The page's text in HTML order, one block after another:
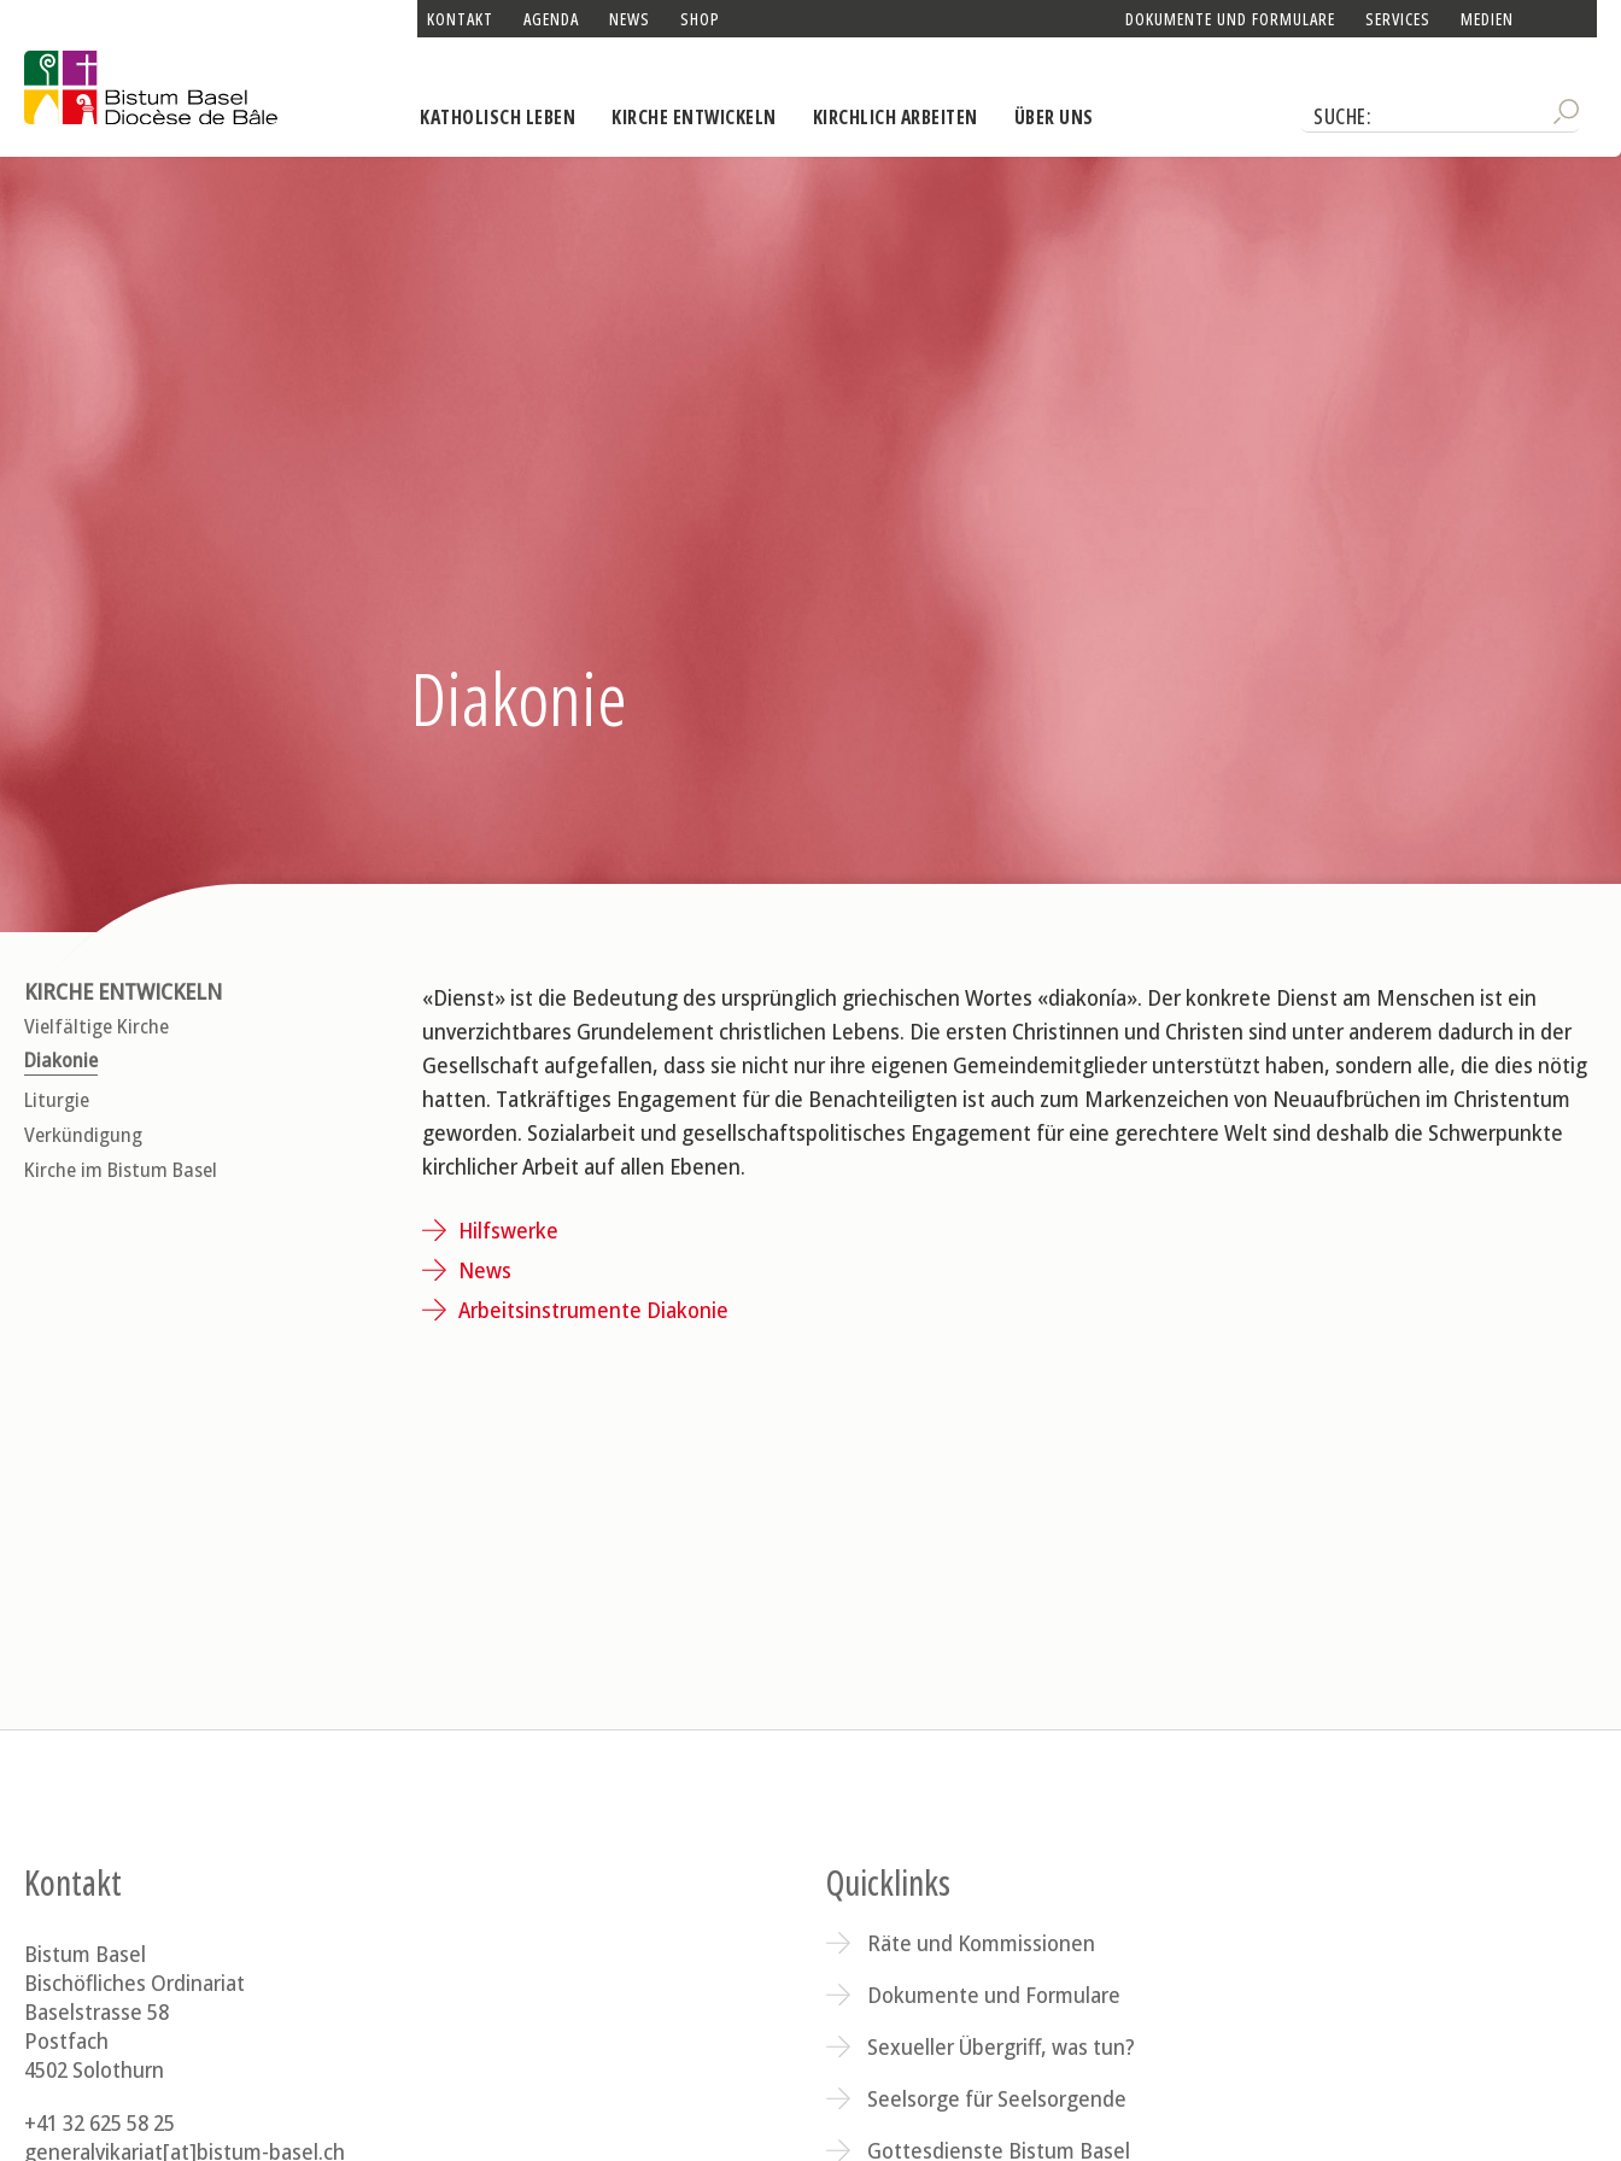
KONTAKT AGENDA NEWS SHOP DOKUMENTE UND FORMULARE SERVICES MEDIEN
KATHOLISCH LEBEN KIRCHE ENTWICKELN KIRCHLICH ARBEITEN ÜBER UNS
Diakonie
KIRCHE ENTWICKELN
Vielfältige Kirche
Diakonie
Liturgie
Verkündigung
Kirche im Bistum Basel
«Dienst» ist die Bedeutung des ursprünglich griechischen Wortes «diakonía». Der konkrete Dienst am Menschen ist ein
unverzichtbares Grundelement christlichen Lebens. Die ersten Christinnen und Christen sind unter anderem dadurch in der
Gesellschaft aufgefallen, dass sie nicht nur ihre eigenen Gemeindemitglieder unterstützt haben, sondern alle, die dies nötig
hatten. Tatkräftiges Engagement für die Benachteiligten ist auch zum Markenzeichen von Neuaufbrüchen im Christentum
geworden. Sozialarbeit und gesellschaftspolitisches Engagement für eine gerechtere Welt sind deshalb die Schwerpunkte
kirchlicher Arbeit auf allen Ebenen.
Hilfswerke
News
Arbeitsinstrumente Diakonie
Kontakt
Bistum Basel
Bischöfliches Ordinariat
Baselstrasse 58
Postfach
4502 Solothurn
+41 32 625 58 25
generalvikariat[at]bistum-basel.ch
Quicklinks
Räte und Kommissionen
Dokumente und Formulare
Sexueller Übergriff, was tun?
Seelsorge für Seelsorgende
Gottesdienste Bistum Basel